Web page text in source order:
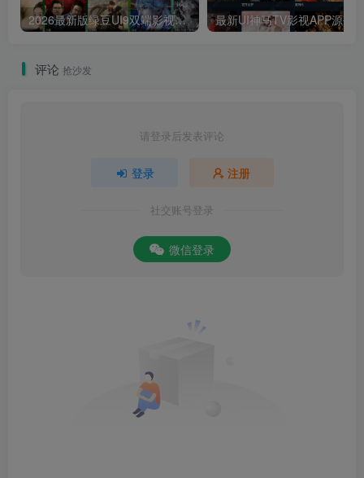
2026最新版绿豆UI9双端影视APP源码
评论 抢沙发
请登录后发表评论
登录 注册
社交账号登录
微信登录